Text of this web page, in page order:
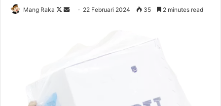
Mang Raka
Follow
Send 22 Februari 2024 35 2 minutes read